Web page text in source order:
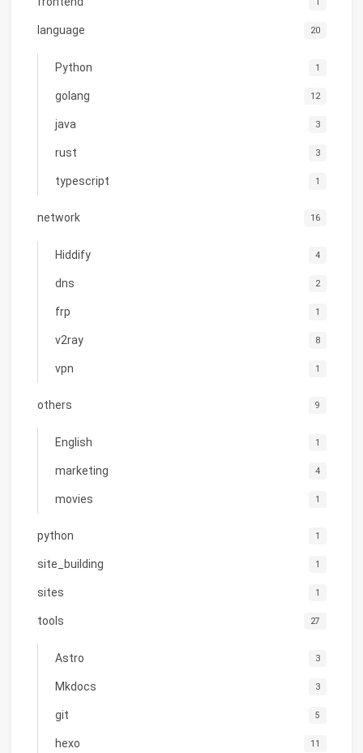
1
language 20
Python 1
golang 12
java 3
rust 3
typescript 1
network 16
Hiddify 4
dns 2
frp 1
v2ray 8
vpn 1
others 9
English 1
marketing 4
movies 1
python 1
site_building 1
sites 1
tools 27
Astro 3
Mkdocs 3
git 5
hexo 11